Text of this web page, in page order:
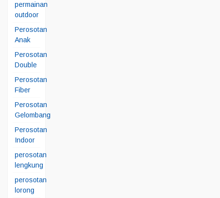
permainan
outdoor
Perosotan
Anak
Perosotan
Double
Perosotan
Fiber
Perosotan
Gelombang
Perosotan
Indoor
perosotan
lengkung
perosotan
lorong